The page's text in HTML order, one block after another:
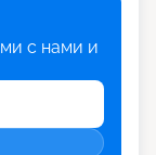
с нами и